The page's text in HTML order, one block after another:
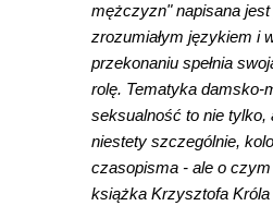
mężczyzn" napisana
zrozumiałym językiem i
przekonaniu spełnia
rolę. Tematyka damsko-
seksualność to nie tylko,
niestety szczególnie,
czasopisma - ale o
książka Krzysztofa